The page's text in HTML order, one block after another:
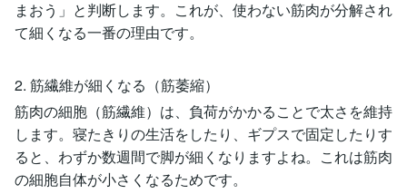
まおう」と判断します。これが、使わない筋肉が分解され
て細くなる一番の理由です。
2. 筋繊維が細くなる（筋萎縮）
筋肉の細胞（筋繊維）は、負荷がかかることで太さを維持
します。寝たきりの生活をしたり、ギプスで固定したりす
ると、わずか数週間で脚が細くなりますよね。これは筋肉
の細胞自体が小さくなるためです。